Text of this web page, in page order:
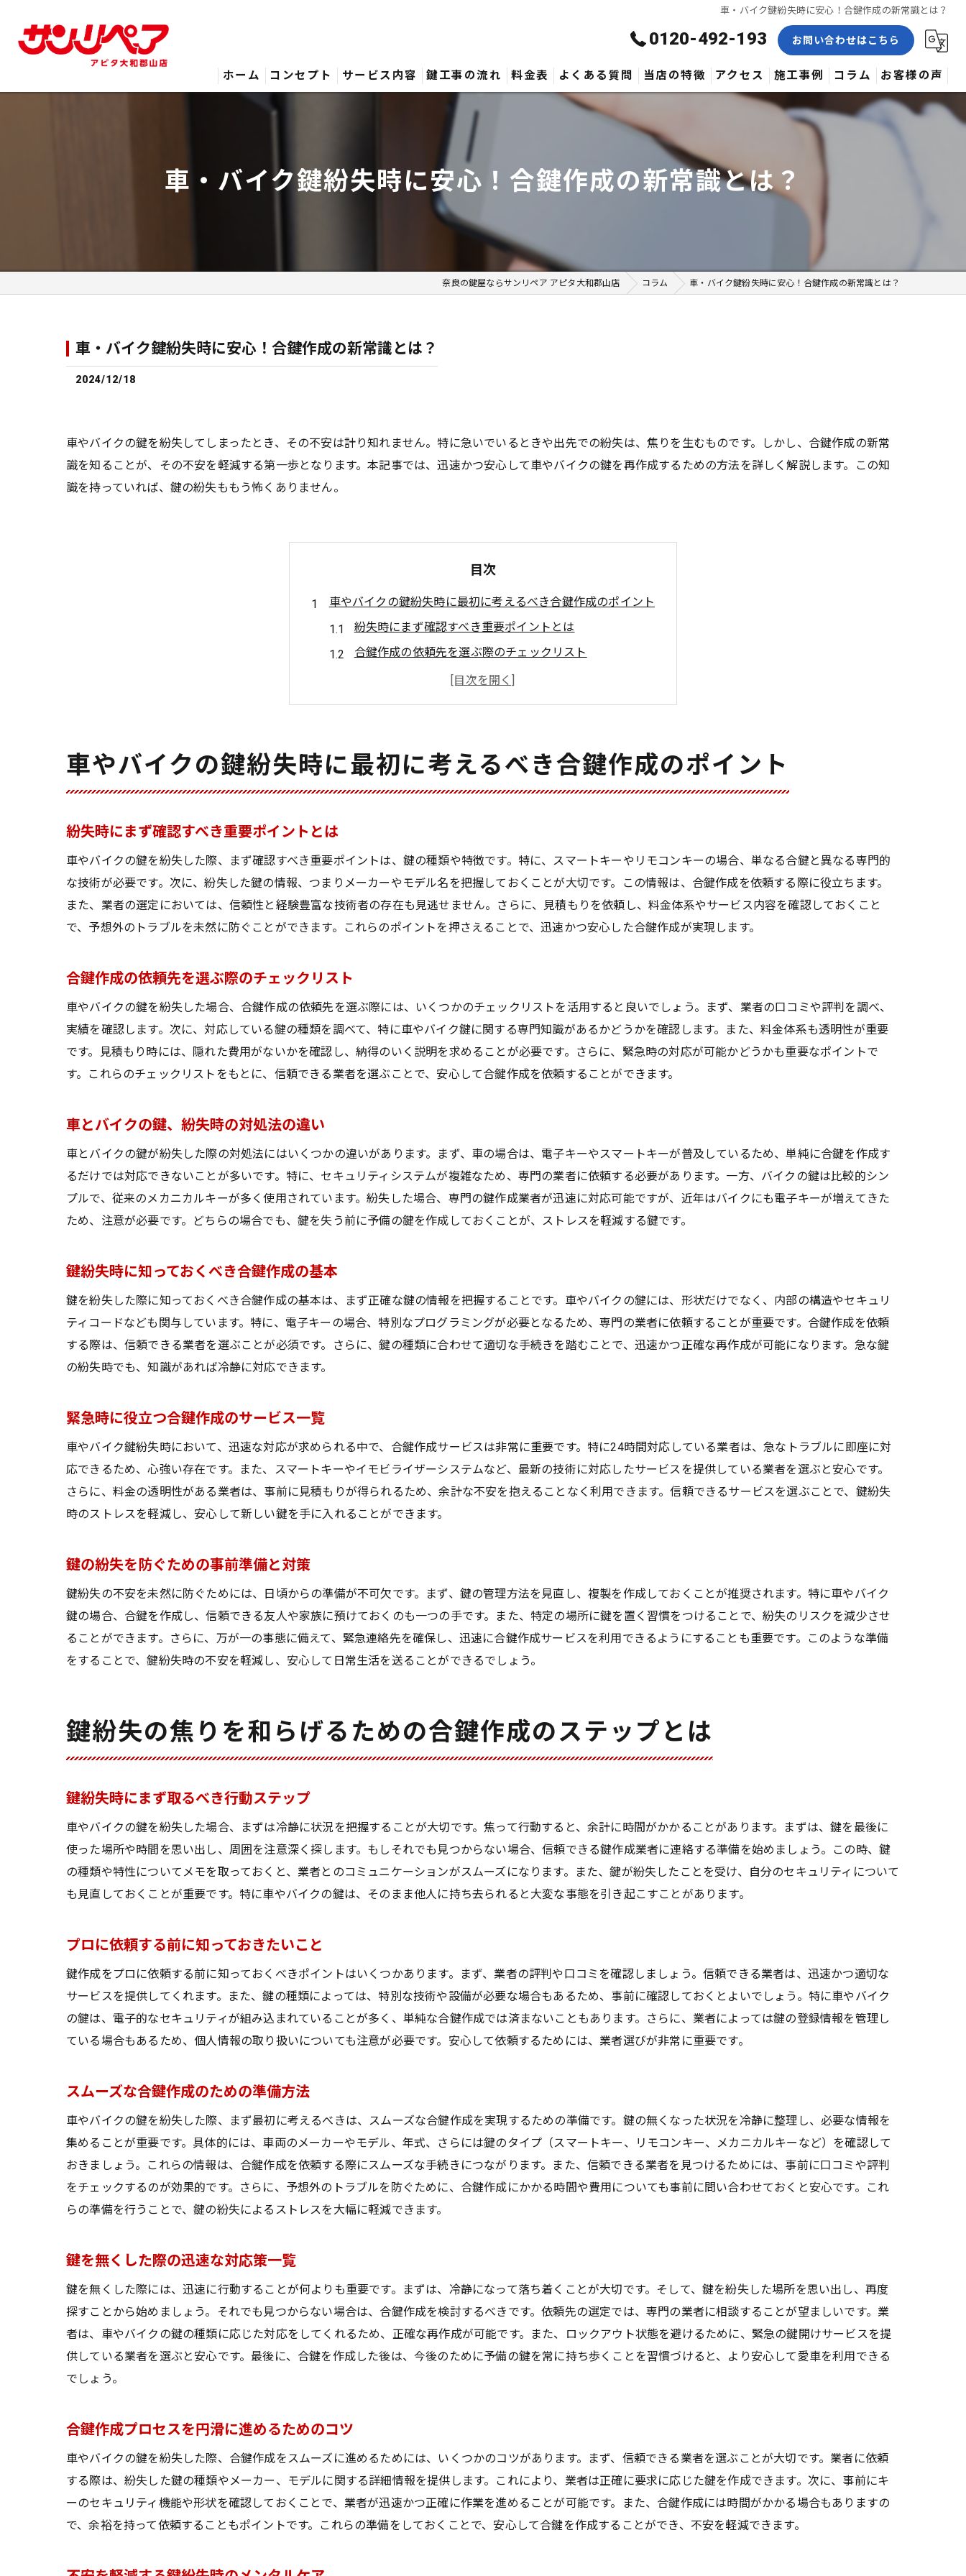
車・バイク鍵紛失時に安心！合鍵作成の新常識とは？
0120-492-193 お問い合わせはこちら
ホーム コンセプト サービス内容 鍵工事の流れ 料金表 よくある質問 当店の特徴
修理
交換
アクセス 施工事例 コラム お客様の声
車・バイク鍵紛失時に安心！合鍵作成の新常識とは？
奈良の鍵屋ならサンリペア アピタ大和郡山店 コラム 車・バイク鍵紛失時に安心！合鍵作成の新常識とは？
車・バイク鍵紛失時に安心！合鍵作成の新常識とは？
2024/12/18
車やバイクの鍵を紛失してしまったとき、その不安は計り知れません。特に急いでいるときや出先での紛失は、焦りを生むものです。しかし、合鍵作成の新常
識を知ることが、その不安を軽減する第一歩となります。本記事では、迅速かつ安心して車やバイクの鍵を再作成するための方法を詳しく解説します。この知
識を持っていれば、鍵の紛失ももう怖くありません。
目次
車やバイクの鍵紛失時に最初に考えるべき合鍵作成のポイント
紛失時にまず確認すべき重要ポイントとは
合鍵作成の依頼先を選ぶ際のチェックリスト
車とバイクの鍵、紛失時の対処法の違い
鍵紛失時に知っておくべき合鍵作成の基本
鍵の紛失を防ぐための事前準備と対策
鍵紛失の焦りを和らげるための合鍵作成のステップとは
スムーズな合鍵作成のための準備方法
鍵を無くした際の迅速な対応策一覧
合鍵作成プロセスを円滑に進めるためのコツ
不安を軽減する鍵紛失時のメンタルケア
合鍵作成依頼時の費用と時間の目安
鍵作成サービス選びで失敗しないポイント
依頼前に確認すべき業者の評判と実績
安全性を確保するための重要な質問
最新技術がもたらす合鍵作成の進化
車・バイクの鍵作成におけるセキュリティの向上
合鍵作成の新常識を知ることの重要性
鍵紛失時に知っておきたい合鍵作成のプロセスとその利点
鍵作成プロセスの流れを完全解説
車・バイクの鍵紛失を乗り越えるために役立つ合鍵作成の知識
紛失を未然に防ぐための知識と対策
合鍵作成の最新技術とその応用例
鍵をなくさないための生活習慣改善策
鍵の紛失も怖くない！合鍵作成で安心を取り戻す方法
鍵紛失への対処法を知ることの安心感
合鍵作成を通じて得られる心の余裕
合鍵作成の新常識があなたの鍵紛失の悩みを解決する方法
新常識を活かした効率的な鍵作成方法
車やバイクの鍵紛失時に最初に考えるべき合鍵作成のポイント
紛失時にまず確認すべき重要ポイントとは
車やバイクの鍵を紛失した際、まず確認すべき重要ポイントは、鍵の種類や特徴です。特に、スマートキーやリモコンキーの場合、単なる合鍵と異なる専門的
な技術が必要です。次に、紛失した鍵の情報、つまりメーカーやモデル名を把握しておくことが大切です。この情報は、合鍵作成を依頼する際に役立ちます。
また、業者の選定においては、信頼性と経験豊富な技術者の存在も見逃せません。さらに、見積もりを依頼し、料金体系やサービス内容を確認しておくこと
で、予想外のトラブルを未然に防ぐことができます。これらのポイントを押さえることで、迅速かつ安心した合鍵作成が実現します。
合鍵作成の依頼先を選ぶ際のチェックリスト
車やバイクの鍵を紛失した場合、合鍵作成の依頼先を選ぶ際には、いくつかのチェックリストを活用すると良いでしょう。まず、業者の口コミや評判を調べ、
実績を確認します。次に、対応している鍵の種類を調べて、特に車やバイク鍵に関する専門知識があるかどうかを確認します。また、料金体系も透明性が重要
です。見積もり時には、隠れた費用がないかを確認し、納得のいく説明を求めることが必要です。さらに、緊急時の対応が可能かどうかも重要なポイントで
す。これらのチェックリストをもとに、信頼できる業者を選ぶことで、安心して合鍵作成を依頼することができます。
車とバイクの鍵、紛失時の対処法の違い
車とバイクの鍵が紛失した際の対処法にはいくつかの違いがあります。まず、車の場合は、電子キーやスマートキーが普及しているため、単純に合鍵を作成す
るだけでは対応できないことが多いです。特に、セキュリティシステムが複雑なため、専門の業者に依頼する必要があります。一方、バイクの鍵は比較的シン
プルで、従来のメカニカルキーが多く使用されています。紛失した場合、専門の鍵作成業者が迅速に対応可能ですが、近年はバイクにも電子キーが増えてきた
ため、注意が必要です。どちらの場合でも、鍵を失う前に予備の鍵を作成しておくことが、ストレスを軽減する鍵です。
鍵紛失時に知っておくべき合鍵作成の基本
鍵を紛失した際に知っておくべき合鍵作成の基本は、まず正確な鍵の情報を把握することです。車やバイクの鍵には、形状だけでなく、内部の構造やセキュリ
ティコードなども関与しています。特に、電子キーの場合、特別なプログラミングが必要となるため、専門の業者に依頼することが重要です。合鍵作成を依頼
する際は、信頼できる業者を選ぶことが必須です。さらに、鍵の種類に合わせて適切な手続きを踏むことで、迅速かつ正確な再作成が可能になります。急な鍵
の紛失時でも、知識があれば冷静に対応できます。
緊急時に役立つ合鍵作成のサービス一覧
車やバイク鍵紛失時において、迅速な対応が求められる中で、合鍵作成サービスは非常に重要です。特に24時間対応している業者は、急なトラブルに即座に対
応できるため、心強い存在です。また、スマートキーやイモビライザーシステムなど、最新の技術に対応したサービスを提供している業者を選ぶと安心です。
さらに、料金の透明性がある業者は、事前に見積もりが得られるため、余計な不安を抱えることなく利用できます。信頼できるサービスを選ぶことで、鍵紛失
時のストレスを軽減し、安心して新しい鍵を手に入れることができます。
鍵の紛失を防ぐための事前準備と対策
鍵紛失の不安を未然に防ぐためには、日頃からの準備が不可欠です。まず、鍵の管理方法を見直し、複製を作成しておくことが推奨されます。特に車やバイク
鍵の場合、合鍵を作成し、信頼できる友人や家族に預けておくのも一つの手です。また、特定の場所に鍵を置く習慣をつけることで、紛失のリスクを減少させ
ることができます。さらに、万が一の事態に備えて、緊急連絡先を確保し、迅速に合鍵作成サービスを利用できるようにすることも重要です。このような準備
をすることで、鍵紛失時の不安を軽減し、安心して日常生活を送ることができるでしょう。
鍵紛失の焦りを和らげるための合鍵作成のステップとは
鍵紛失時にまず取るべき行動ステップ
車やバイクの鍵を紛失した場合、まずは冷静に状況を把握することが大切です。焦って行動すると、余計に時間がかかることがあります。まずは、鍵を最後に
使った場所や時間を思い出し、周囲を注意深く探します。もしそれでも見つからない場合、信頼できる鍵作成業者に連絡する準備を始めましょう。この時、鍵
の種類や特性についてメモを取っておくと、業者とのコミュニケーションがスムーズになります。また、鍵が紛失したことを受け、自分のセキュリティについて
も見直しておくことが重要です。特に車やバイクの鍵は、そのまま他人に持ち去られると大変な事態を引き起こすことがあります。
プロに依頼する前に知っておきたいこと
鍵作成をプロに依頼する前に知っておくべきポイントはいくつかあります。まず、業者の評判や口コミを確認しましょう。信頼できる業者は、迅速かつ適切な
サービスを提供してくれます。また、鍵の種類によっては、特別な技術や設備が必要な場合もあるため、事前に確認しておくとよいでしょう。特に車やバイク
の鍵は、電子的なセキュリティが組み込まれていることが多く、単純な合鍵作成では済まないこともあります。さらに、業者によっては鍵の登録情報を管理し
ている場合もあるため、個人情報の取り扱いについても注意が必要です。安心して依頼するためには、業者選びが非常に重要です。
スムーズな合鍵作成のための準備方法
車やバイクの鍵を紛失した際、まず最初に考えるべきは、スムーズな合鍵作成を実現するための準備です。鍵の無くなった状況を冷静に整理し、必要な情報を
集めることが重要です。具体的には、車両のメーカーやモデル、年式、さらには鍵のタイプ（スマートキー、リモコンキー、メカニカルキーなど）を確認して
おきましょう。これらの情報は、合鍵作成を依頼する際にスムーズな手続きにつながります。また、信頼できる業者を見つけるためには、事前に口コミや評判
をチェックするのが効果的です。さらに、予想外のトラブルを防ぐために、合鍵作成にかかる時間や費用についても事前に問い合わせておくと安心です。これ
らの準備を行うことで、鍵の紛失によるストレスを大幅に軽減できます。
鍵を無くした際の迅速な対応策一覧
鍵を無くした際には、迅速に行動することが何よりも重要です。まずは、冷静になって落ち着くことが大切です。そして、鍵を紛失した場所を思い出し、再度
探すことから始めましょう。それでも見つからない場合は、合鍵作成を検討するべきです。依頼先の選定では、専門の業者に相談することが望ましいです。業
者は、車やバイクの鍵の種類に応じた対応をしてくれるため、正確な再作成が可能です。また、ロックアウト状態を避けるために、緊急の鍵開けサービスを提
供している業者を選ぶと安心です。最後に、合鍵を作成した後は、今後のために予備の鍵を常に持ち歩くことを習慣づけると、より安心して愛車を利用できる
でしょう。
合鍵作成プロセスを円滑に進めるためのコツ
車やバイクの鍵を紛失した際、合鍵作成をスムーズに進めるためには、いくつかのコツがあります。まず、信頼できる業者を選ぶことが大切です。業者に依頼
する際は、紛失した鍵の種類やメーカー、モデルに関する詳細情報を提供します。これにより、業者は正確に要求に応じた鍵を作成できます。次に、事前にキ
ーのセキュリティ機能や形状を確認しておくことで、業者が迅速かつ正確に作業を進めることが可能です。また、合鍵作成には時間がかかる場合もありますの
で、余裕を持って依頼することもポイントです。これらの準備をしておくことで、安心して合鍵を作成することができ、不安を軽減できます。